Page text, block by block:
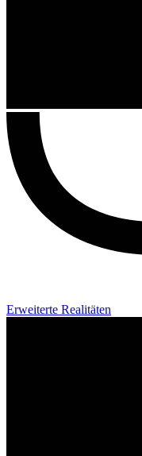
Erweiterte Realitäten